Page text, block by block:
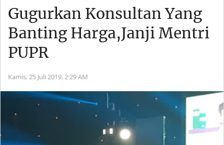
Gugurkan Konsultan Yang
Banting Harga,Janji Mentri
PUPR
Kamis, 25 Juli 2019, 2:29 AM